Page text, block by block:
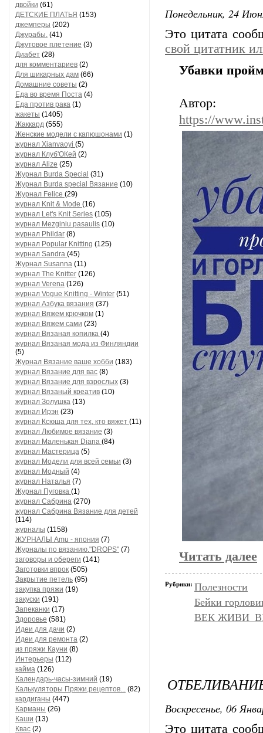
двойки (61)
ДЕТСКИЕ ПЛАТЬЯ (153)
джемперы (202)
Джурабы. (41)
Джутовое плетение (3)
Диабет (28)
для комментариев (2)
Для шикарных дам (66)
Домашние советы (2)
Еда во время Поста (4)
Еда против рака (1)
жакеты (1405)
Жаккард (555)
Женские модели с капюшонами (1)
журнал Xianvaoyi (5)
журнал Клуб'ОКей (2)
журнал Alize (25)
Журнал Burda Special (31)
Журнал Burda special Вязание (10)
Журнал Felice (29)
журнал Knit & Mode (16)
журнал Let's Knit Series (105)
журнал Mezginiu pasaulis (10)
журнал Phildar (8)
журнал Popular Knitting (125)
журнал Sandra (45)
Журнал Susanna (11)
журнал The Knitter (126)
журнал Verena (126)
журнал Vogue Knitting - Winter (51)
журнал Азбука вязания (37)
журнал Вяжем крючком (1)
журнал Вяжем сами (23)
журнал Вязаная копилка (4)
журнал Вязаная мода из Финляндии
(5)
Журнал Вязание ваше хобби (183)
журнал Вязание для вас (8)
журнал Вязание для взрослых (3)
журнал Вязаный креатив (10)
журнал Золушка (13)
журнал Ирэн (23)
журнал Ксюша для тех, кто вяжет (11)
журнал Любимое вязание (3)
журнал Маленькая Diana (84)
журнал Мастерица (5)
журнал Модели для всей семьи (3)
журнал Модный (4)
журнал Наталья (7)
Журнал Пуговка (1)
журнал Сабрина (270)
журнал Сабрина Вязание для детей
(114)
журналы (1158)
ЖУРНАЛЫ Amu - япония (7)
Журналы по вязанию."DROPS" (7)
заговоры и обереги (141)
Заготовки впрок (505)
Закрытие петель (95)
закупка пряжи (19)
закуски (191)
Запеканки (17)
Здоровье (581)
Идеи для дачи (2)
Идеи для ремонта (2)
из пряжи Кауни (8)
Интерьеры (112)
кайма (126)
Календарь-часы-зимний (19)
Калькуляторы Пряжи,рецептов... (82)
кардиганы (447)
Карманы (26)
Каши (13)
Квас (2)
Понедельник, 24
Это цитата
свой цитатник
Убавки
Автор:
https://
Читать далее
Рубрики: Полезности
Бейки
ВЕК
Воскресенье, 06
Это цитата